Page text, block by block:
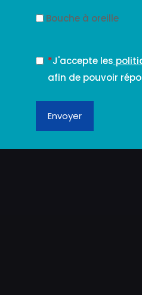
Bouche à oreille
*J'accepte les
afin de pouvoir
Envoyer